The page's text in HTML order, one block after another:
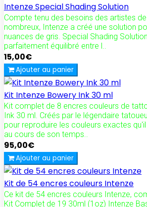
Intenze Special Shading Solution
Compte tenu des besoins des artistes
nombreux, Intenze a créé une solution
nuances de gris. Special Shading
parfaitement équilibré entre l..
15,00€
Ajouter au panier
Kit Intenze Bowery Ink 30 ml
Kit complet de 8 encres couleurs de
Ink 30 ml. Créés par le légendaire
pour reproduire les couleurs exactes
au cours de son temps..
95,00€
Ajouter au panier
Kit de 54 encres couleurs Intenze
Ce kit de 54 encres couleurs Intenze,
Kit Complet de 19 30ml (1oz) Intenze